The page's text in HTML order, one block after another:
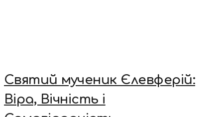
Святий мученик Єлевферій:
Віра, Вічність і